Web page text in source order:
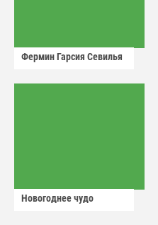
Фермин Гарсия Севилья
Новогоднее чудо